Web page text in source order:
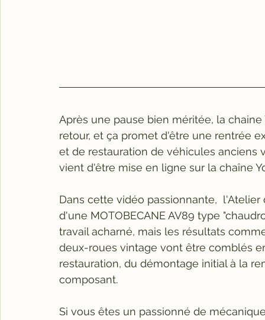
Après une pause bien méritée, la
retour, et ça promet d'être une rentrée
et de restauration de véhicules
vient d'être mise en ligne sur la chaîne
Dans cette vidéo passionnante,
d'une MOTOBECANE AV89 type
travail acharné, mais les résultats
deux-roues vintage vont être comblés
restauration, du démontage initial à la
composant.
Si vous êtes un passionné de